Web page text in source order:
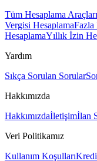
Tüm Hesaplama Araçları
Vergisi HesaplamaFazla
HesaplamaYıllık İzin
Yardım
Sıkça Sorulan Sorular
Hakkımızda
Hakkımızdaİletişimİlan
Veri Politikamız
Kullanım KoşullarıKredi